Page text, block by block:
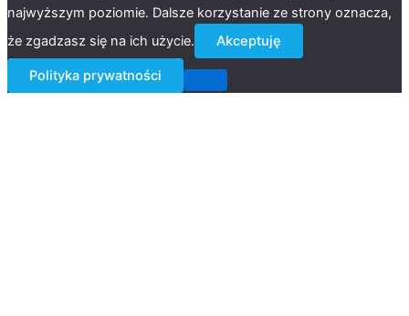
najwyższym poziomie. Dalsze korzystanie ze strony oznacza,
że zgadzasz się na ich użycie.
Akceptuję
Polityka prywatności